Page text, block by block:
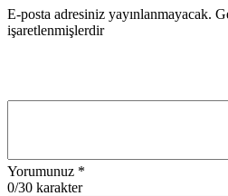
E-posta adresiniz yayınlanmayacak.
işaretlenmişlerdir
Yorumunuz *
0/30 karakter